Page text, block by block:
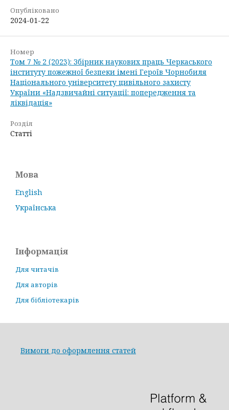
Опубліковано
2024-01-22
Номер
Том 7 № 2 (2023): Збірник наукових праць Черкаського
інституту пожежної безпеки імені Героїв Чорнобиля
Національного університету цивільного захисту
України «Надзвичайні ситуації: попередження та
ліквідація»
Розділ
Статті
Мова
English
Українська
Інформація
Для читачів
Для авторів
Для бібліотекарів
Вимоги до оформлення статей